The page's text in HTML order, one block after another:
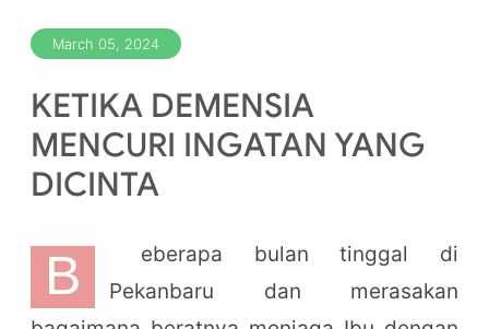
March 05, 2024
KETIKA DEMENSIA
MENCURI INGATAN YANG
DICINTA
B
eberapa bulan tinggal di
Pekanbaru dan merasakan